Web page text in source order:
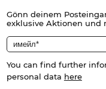
Gönn deinem
exklusive Aktionen und
You can find further
personal data here